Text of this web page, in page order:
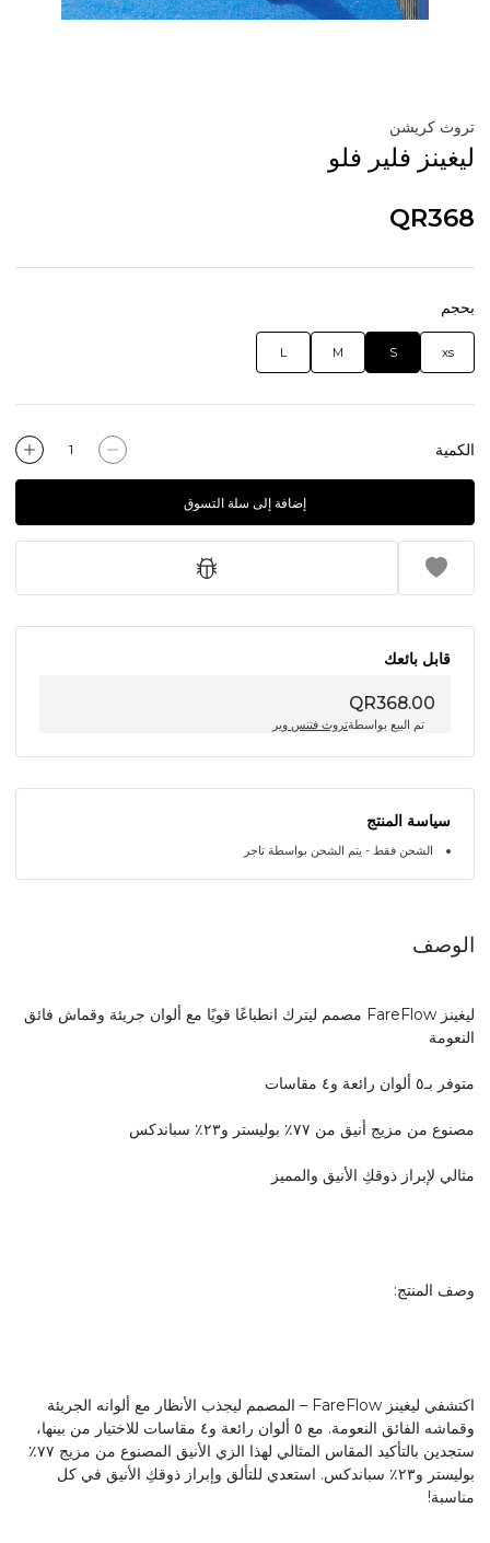
تروث كريشن
ليغينز فلير فلو
QR368
بحجم
xs
S
M
L
الكمية
إضافة إلى سلة التسوق
قابل بائعك
QR368.00
تم البيع بواسطةتروث فتنس وير
سياسة المنتج
الشحن فقط - يتم الشحن بواسطة تاجر
الوصف
ليغينز FareFlow مصمم ليترك انطباعًا قويًا مع ألوان جريئة وقماش فائق
النعومة
متوفر بـ٥ ألوان رائعة و٤ مقاسات
مصنوع من مزيج أنيق من ٧٧٪ بوليستر و٢٣٪ سباندكس
مثالي لإبراز ذوقكِ الأنيق والمميز
وصف المنتج:
اكتشفي ليغينز FareFlow – المصمم ليجذب الأنظار مع ألوانه الجريئة
وقماشه الفائق النعومة. مع ٥ ألوان رائعة و٤ مقاسات للاختيار من بينها،
ستجدين بالتأكيد المقاس المثالي لهذا الزي الأنيق المصنوع من مزيج ٧٧٪
بوليستر و٢٣٪ سباندكس. استعدي للتألق وإبراز ذوقكِ الأنيق في كل
مناسبة!